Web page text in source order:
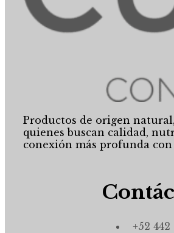
Productos de origen
quienes buscan calidad,
conexión más profunda
+52